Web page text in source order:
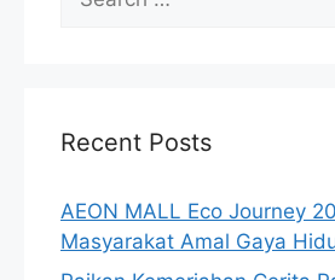
for:
Recent Posts
AEON MALL Eco Journey
Masyarakat Amal Gaya